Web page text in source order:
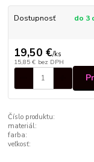
Dostupnosť do 3
19,50 €/ks
15,85 € bez DPH
Číslo produktu:
materiál:
farba:
veľkosť: